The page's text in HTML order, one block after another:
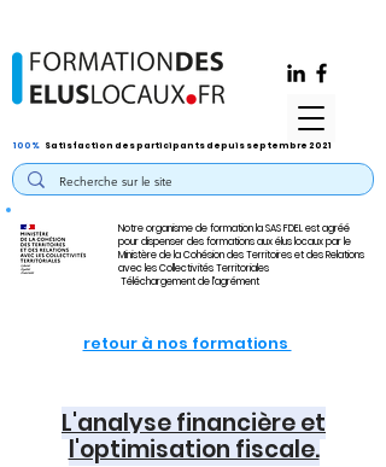
Notre organisme de formation la SAS FDEL est agréé
pour dispenser des formations aux élus locaux par le
Ministère de la Cohésion des Territoires et des Relations
avec les Collectivités Territoriales
Téléchargement de l'agrément
100% Satisfaction des participants depuis septembre 2021
retour à nos formations
L'analyse financière et
l'optimisation fiscale.